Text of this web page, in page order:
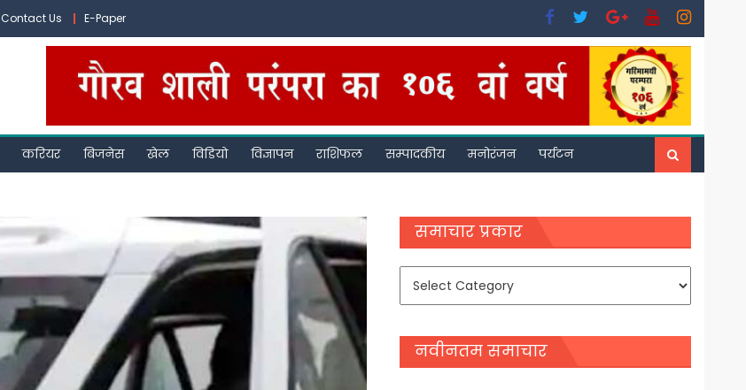
Contact Us E-Paper
करियर बिजनेस खेल विडियो विज्ञापन राशिफल सम्पादकीय मनोरंजन पर्यटन
समाचार प्रकार
समाचार
नवीनतम समाचार